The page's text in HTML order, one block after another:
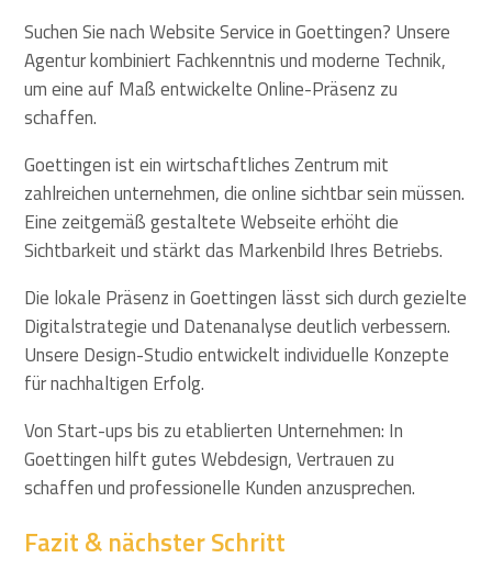
Suchen Sie nach Website Service in Goettingen? Unsere
Agentur kombiniert Fachkenntnis und moderne Technik,
um eine auf Maß entwickelte Online-Präsenz zu
schaffen.
Goettingen ist ein wirtschaftliches Zentrum mit
zahlreichen unternehmen, die online sichtbar sein müssen.
Eine zeitgemäß gestaltete Webseite erhöht die
Sichtbarkeit und stärkt das Markenbild Ihres Betriebs.
Die lokale Präsenz in Goettingen lässt sich durch gezielte
Digitalstrategie und Datenanalyse deutlich verbessern.
Unsere Design-Studio entwickelt individuelle Konzepte
für nachhaltigen Erfolg.
Von Start-ups bis zu etablierten Unternehmen: In
Goettingen hilft gutes Webdesign, Vertrauen zu
schaffen und professionelle Kunden anzusprechen.
Fazit & nächster Schritt